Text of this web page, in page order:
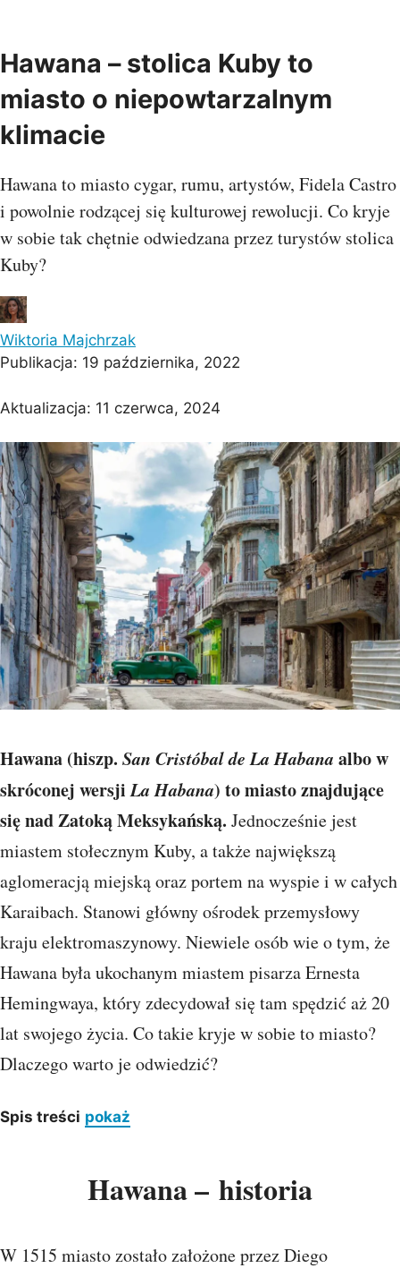
Hawana – stolica Kuby to
miasto o niepowtarzalnym
klimacie
Hawana to miasto cygar, rumu, artystów, Fidela Castro
i powolnie rodzącej się kulturowej rewolucji. Co kryje
w sobie tak chętnie odwiedzana przez turystów stolica
Kuby?
Wiktoria Majchrzak
Publikacja: 19 października, 2022
Aktualizacja: 11 czerwca, 2024
Hawana (hiszp. San Cristóbal de La Habana albo w
skróconej wersjiLa Habana) to miasto znajdujące
się nad Zatoką Meksykańską. Jednocześnie jest
miastem stołecznym Kuby, a także największą
aglomeracją miejską oraz portem na wyspie i w całych
Karaibach. Stanowi główny ośrodek przemysłowy
kraju elektromaszynowy. Niewiele osób wie o tym, że
Hawana była ukochanym miastem pisarza Ernesta
Hemingwaya, który zdecydował się tam spędzić aż 20
lat swojego życia. Co takie kryje w sobie to miasto?
Dlaczego warto je odwiedzić?
Spis treści pokaż
Hawana – historia
W 1515 miasto zostało założone przez Diego